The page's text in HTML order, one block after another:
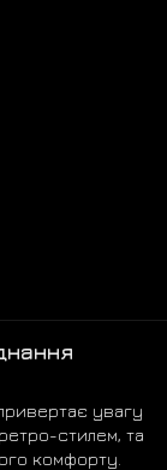
увагу
стилем, та
комфорту.